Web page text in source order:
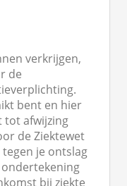
verkrijgen,
de
bent en hier
tot afwijzing
de Ziektewet
je ontslag
bij ziekte